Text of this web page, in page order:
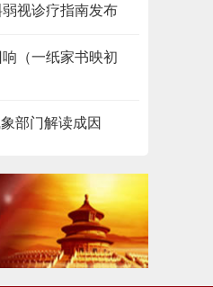
视诊疗指南发布
（一纸家书映初
部门解读成因